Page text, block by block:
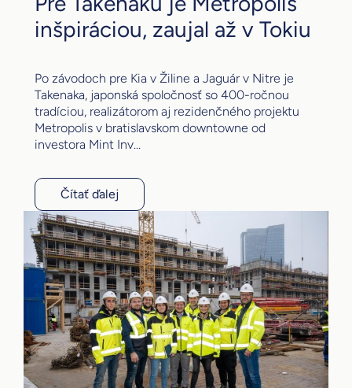
inšpiráciou, zaujal až v Tokiu
Po závodoch pre Kia v Žiline a Jaguár v Nitre je
Takenaka, japonská spoločnosť so 400-ročnou
tradíciou, realizátorom aj rezidenčného projektu
Metropolis v bratislavskom downtowne od
investora Mint Inv...
Čítať ďalej